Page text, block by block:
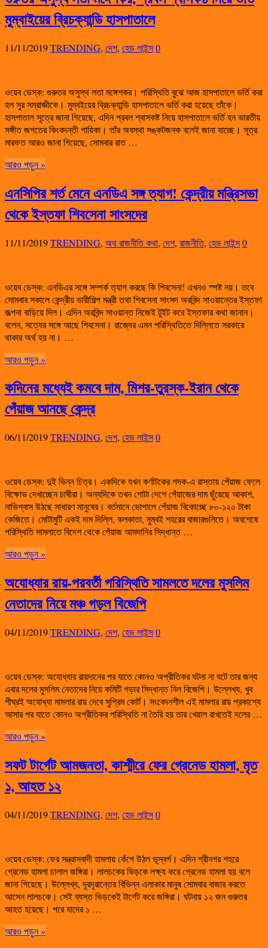
মুম্বাইয়ের ব্রিচক্যান্ডি হাসপাতালে
11/11/2019TRENDING, দেশ, হেড লাইন্স0
ওয়েব ডেস্ক: গুরুতর অসুস্থ লতা মঙ্গেশকর। পরিস্থিতি বুঝে আজ হাসপাতালে ভর্তি করা
হল সুর সম্রাজ্ঞীকে। মুম্বইয়ের ব্রিচক্যান্ডি হাসপাতালে ভর্তি করা হয়েছে তাঁকে।
হাসপাতাল সূত্রে জানা গিয়েছে, এদিন প্রবল শ্বাসকষ্ট নিয়ে হাসপাতালে ভর্তি হন ভারতীয়
সঙ্গীত জগতের কিংবদন্তী গায়িকা। তাঁর অবস্থা সঙ্কটজনক বলেই জানা যাচ্ছে। সূত্র
মারফত আরও জানা গিয়েছে, সোমবার রাত …
আরও পড়ুন »
এনসিপির শর্ত মেনে এনডিএ সঙ্গ ত্যাগ! কেন্দ্রীয় মন্ত্রিসভা
থেকে ইস্তফা শিবসেনা সাংসদের
11/11/2019TRENDING, অথ রাজনীতি কথা, দেশ, রাজনীতি, হেড লাইন্স0
ওয়েব ডেস্ক: এনডিএর সঙ্গে সম্পর্ক ত্যাগ করছে কি শিবসেনা! এখনও স্পষ্ট নয়। তবে
সোমবার সকালে কেন্দ্রীয় ভারীশিল্প মন্ত্রী তথা শিবসেনা সাংসদ অরবিন্দ সাওয়ান্তের ইস্তফা
জল্পনা বাড়িয়ে দিল। এদিন অরবিন্দ সাওয়ান্ত নিজেই টুইট করে ইস্তফার কথা জানান।
বলেন, সত্যের সঙ্গে আছে শিবসেনা। রাজ্যের এমন পরিস্থিতিতে দিল্লিতে সরকারে
থাকার অর্থ হয় না। …
আরও পড়ুন »
কদিনের মধ্যেই কমবে দাম, মিশর-তুরস্ক-ইরান থেকে
পেঁয়াজ আনছে কেন্দ্র
06/11/2019TRENDING, দেশ, হেড লাইন্স0
ওয়েব ডেস্ক: দুই ভিন্ন চিত্র। একদিকে যখন কর্ণাটকের গদক-এ রাস্তায় পেঁয়াজ ফেলে
বিক্ষোভ দেখাচ্ছেন চাষীরা। অন্যদিকে তখন গোটা দেশে পেঁয়াজের দাম ছুঁয়েছে আকাশ,
নাভিশ্বাস উঠছে সাধারণ মানুষের। বর্তমানে ভোপালে পেঁয়াজ বিকোচ্ছে ৮০-১২০ টাকা
কেজিতে। মোটামুটি একই দাম দিল্লি, কলকাতা, মুম্বই শহরের বাজারগুলিতে। অবশেষে
পরিস্থিতি সামলাতে বিদেশ থেকে পেঁয়াজ আমদানির সিদ্ধান্ত …
আরও পড়ুন »
অযোধ্যার রায়-পরবর্তী পরিস্থিতি সামলতে দলের মুসলিম
নেতাদের নিয়ে মঞ্চ গড়ল বিজেপি
04/11/2019TRENDING, দেশ, হেড লাইন্স0
ওয়েব ডেস্ক: অযোধ্যার রায়দানের পর যাতে কোনও অপ্রীতিকর ঘটনা না ঘটে তার জন্য
এবার দলের মুসলিম নেতাদের নিয়ে কমিটি গড়ার সিদ্ধান্ত নিল বিজেপি। উল্লেখ্য, খুব
শীঘ্রই অযোধ্যা মামলার রায় দেবে সুপ্রিম কোর্ট। সংবেদনশীল এই মামলার রায় প্রকাশ্যে
আসার পর যাতে কোনও অপ্রীতিকর পরিস্থিতি না তৈরি হয় তার খেয়াল রাখতেই দলের …
আরও পড়ুন »
সফট টার্গেট আমজনতা, কাশ্মীরে ফের গ্রেনেড হামলা, মৃত
১, আহত ১২
04/11/2019TRENDING, দেশ, হেড লাইন্স0
ওয়েব ডেস্ক: ফের সন্ত্রাসবাদী হামলায় কেঁপে উঠল ভূস্বর্গ। এদিন শ্রীনগর শহরে
গ্রেনেড হামলা চালাল জঙ্গিরা। লালচকের ভিড়কে লক্ষ্য করে গ্রেনেড হামলা হয় বলে
জানা গিয়েছে। উল্লেখ্য, দূরদূরান্তের বিভিন্ন এলাকার মানুষ সোমবার বাজার করতে
আসেন লালচকে। সেই ব্যস্ত ভিড়কেই টার্গেট করে জঙ্গিরা। ঘটনায় ১২ জন গুরুতর
আহত হয়েছে। পরে যাদের ১ …
আরও পড়ুন »